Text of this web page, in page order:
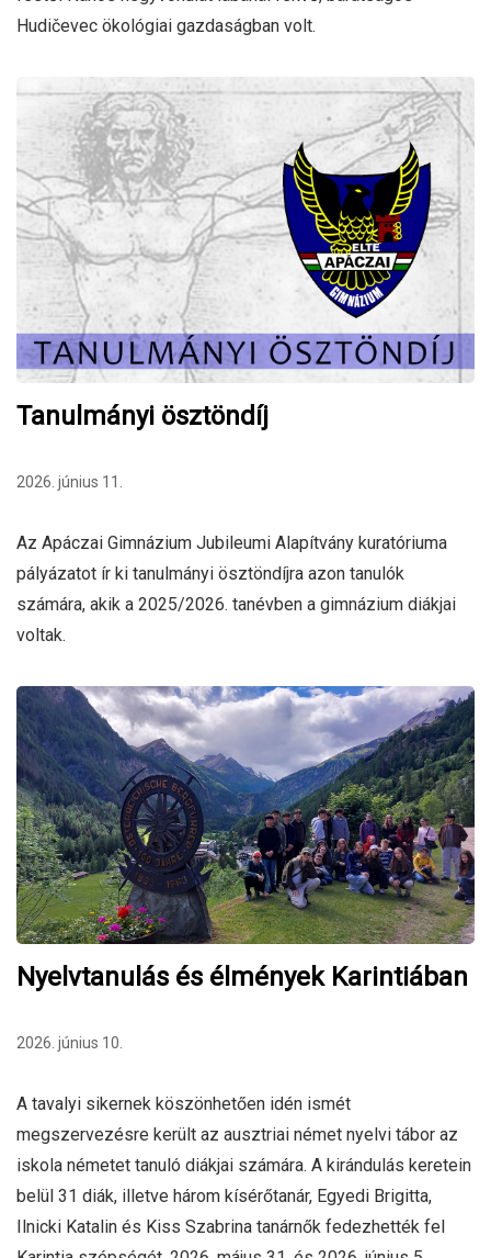
Hudičevec ökológiai gazdaságban volt.
Tanulmányi ösztöndíj
2026. június 11.
Az Apáczai Gimnázium Jubileumi Alapítvány kuratóriuma
pályázatot ír ki tanulmányi ösztöndíjra azon tanulók
számára, akik a 2025/2026. tanévben a gimnázium diákjai
voltak.
Nyelvtanulás és élmények Karintiában
2026. június 10.
A tavalyi sikernek köszönhetően idén ismét
megszervezésre került az ausztriai német nyelvi tábor az
iskola németet tanuló diákjai számára. A kirándulás keretein
belül 31 diák, illetve három kísérőtanár, Egyedi Brigitta,
Ilnicki Katalin és Kiss Szabrina tanárnők fedezhették fel